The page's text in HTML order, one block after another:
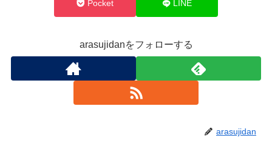
Pocket LINE
arasujidanをフォローする
arasujidan